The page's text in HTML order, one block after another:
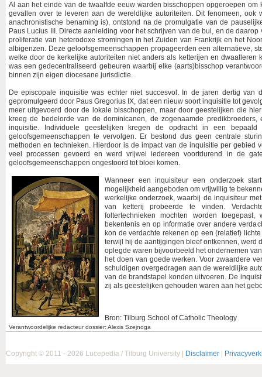
Verantwoordelijke redacteur dossier: Alexis Szejnoga
Al aan het einde van de twaalfde eeuw warden bisschoppen opgeroepen
gevallen over te leveren aan de wereldlijke autoriteiten. Dit fenomeen,
anachronistische benaming is), ontstond na de promulgatie van de
Paus Lucius III. Directe aanleiding voor het schrijven van de bul, en de
proliferatie van heterodoxe stromingen in het Zuiden van Frankrijk en het
albigenzen. Deze geloofsgemeenschappen propageerden een alternatieve,
welke door de kerkelijke autoriteiten niet anders als ketterijen en dwaalleren
was een gedecentraliseerd gebeuren waarbij elke (aarts)bisschop
binnen zijn eigen diocesane jurisdictie.
De episcopale inquisitie was echter niet succesvol. In de jaren dertig van
gepromulgeerd door Paus Gregorius IX, dat een nieuw soort inquisitie tot
meer uitgevoerd door de lokale bisschoppen, maar door geestelijken die
kreeg de bedelorde van de dominicanen, de zogenaamde
inquisitie. Individuele geestelijken kregen de opdracht in een
geloofsgemeenschappen te vervolgen. Er bestond dus geen centrale
methoden en technieken. Hierdoor is de impact van de inquisitie per gebied
veel processen gevoerd en werd vrijwel iedereen voortdurend in de
geloofsgemeenschappen ongestoord tot bloei komen.
Wanneer een inquisiteur een onderzoek
mogelijkheid aangeboden om vrijwillig te
werkelijke onderzoek, waarbij de inquisiteur
van ketterij probeerde te vinden.
foltertechnieken mochten worden
bekentenis en op informatie over andere
kon de verdachte rekenen op een (relatief)
terwijl hij de aantijgingen bleef ontkennen, werd
oplegde waren bijvoorbeeld het ondernemen
het doen van goede werken. Voor zwaardere
schuldigen overgedragen aan de wereldlijke
van de brandstapel konden uitvoeren. De
zij als geestelijken gehouden waren aan het
Bron: Tilburg School of Catholic Theology
Copyright © 2011 - 2026 Lucepedia / Tilburg University | Disclaimer